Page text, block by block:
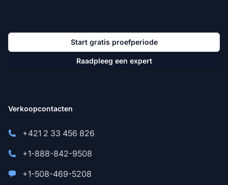
Start gratis proefperiode
Raadpleeg een expert
Verkoopcontacten
+421 2 33 456 826
+1-888-842-9508
+1-508-469-5208